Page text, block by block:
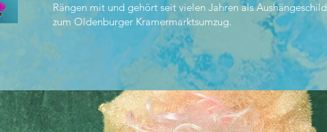
Rängen mit und gehört seit vielen Jahren als Aushängeschild
zum Oldenburger Kramermarktsumzug.